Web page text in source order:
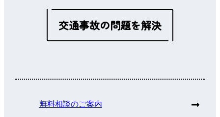
交通事故の問題を解決
無料相談のご案内